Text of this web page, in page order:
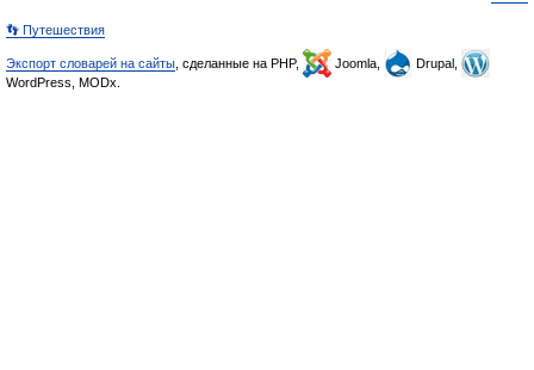
👣 Путешествия
Экспорт словарей на сайты , сделанные на PHP, Joomla,
Drupal,
WordPress, MODx.